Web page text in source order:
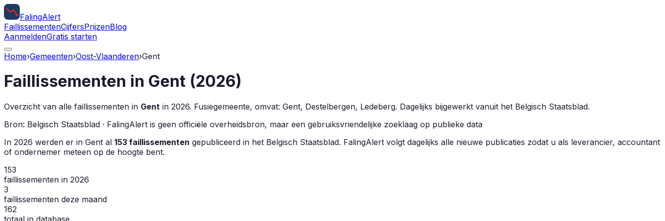
FalingAlert
FaillissementenCijfersPrijzenBlog
AanmeldenGratis starten
Home›Gemeenten›Oost-Vlaanderen›Gent
Faillissementen in Gent (2026)
Overzicht van alle faillissementen in Gent in 2026. Fusiegemeente, omvat: Gent, Destelbergen, Ledeberg. Dagelijks bijgewerkt vanuit het Belgisch Staatsblad.
Bron: Belgisch Staatsblad · FalingAlert is geen officiële overheidsbron, maar een gebruiksvriendelijke zoeklaag op publieke data
In 2026 werden er in Gent al 153 faillissementen gepubliceerd in het Belgisch Staatsblad. FalingAlert volgt dagelijks alle nieuwe publicaties zodat u als leverancier, accountant
of ondernemer meteen op de hoogte bent.
153
faillissementen in 2026
3
faillissementen deze maand
162
totaal in database